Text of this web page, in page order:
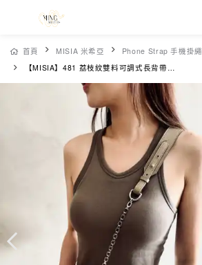
首頁 MISIA 米希亞
Phone Strap 手機掛繩
【MISIA】481 荔枝紋雙料可調式長背帶-斑鳩灰（附字母牌）